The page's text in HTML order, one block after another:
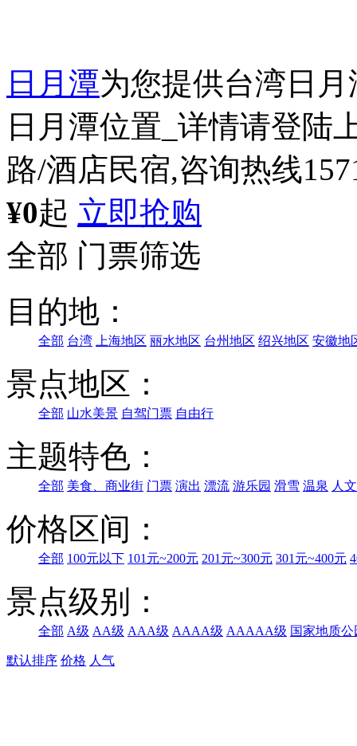
日月潭为您提供台湾日
日月潭位置_详情请登陆
路/酒店民宿,咨询热线
¥0起 立即抢购
全部 门票筛选
目的地：
全部 台湾 上海地区 丽水地区 台州地区 绍兴地区 安徽地
景点地区：
全部 山水美景 自驾门票 自由行
主题特色：
全部 美食、商业街 门票 演出 漂流 游乐园 滑雪 温泉 人
价格区间：
全部 100元以下 101元~200元 201元~300元 301元~400元
景点级别：
全部 A级 AA级 AAA级 AAAA级 AAAAA级 国家地质公
默认排序 价格 人气